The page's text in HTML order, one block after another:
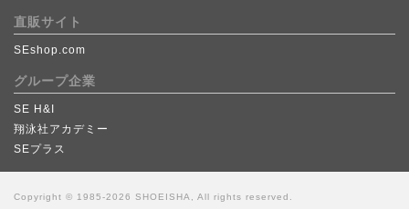
直販サイト
SEshop.com
グループ企業
SE H&I
翔泳社アカデミー
SEプラス
Copyright © 1985-2026 SHOEISHA, All rights reserved.